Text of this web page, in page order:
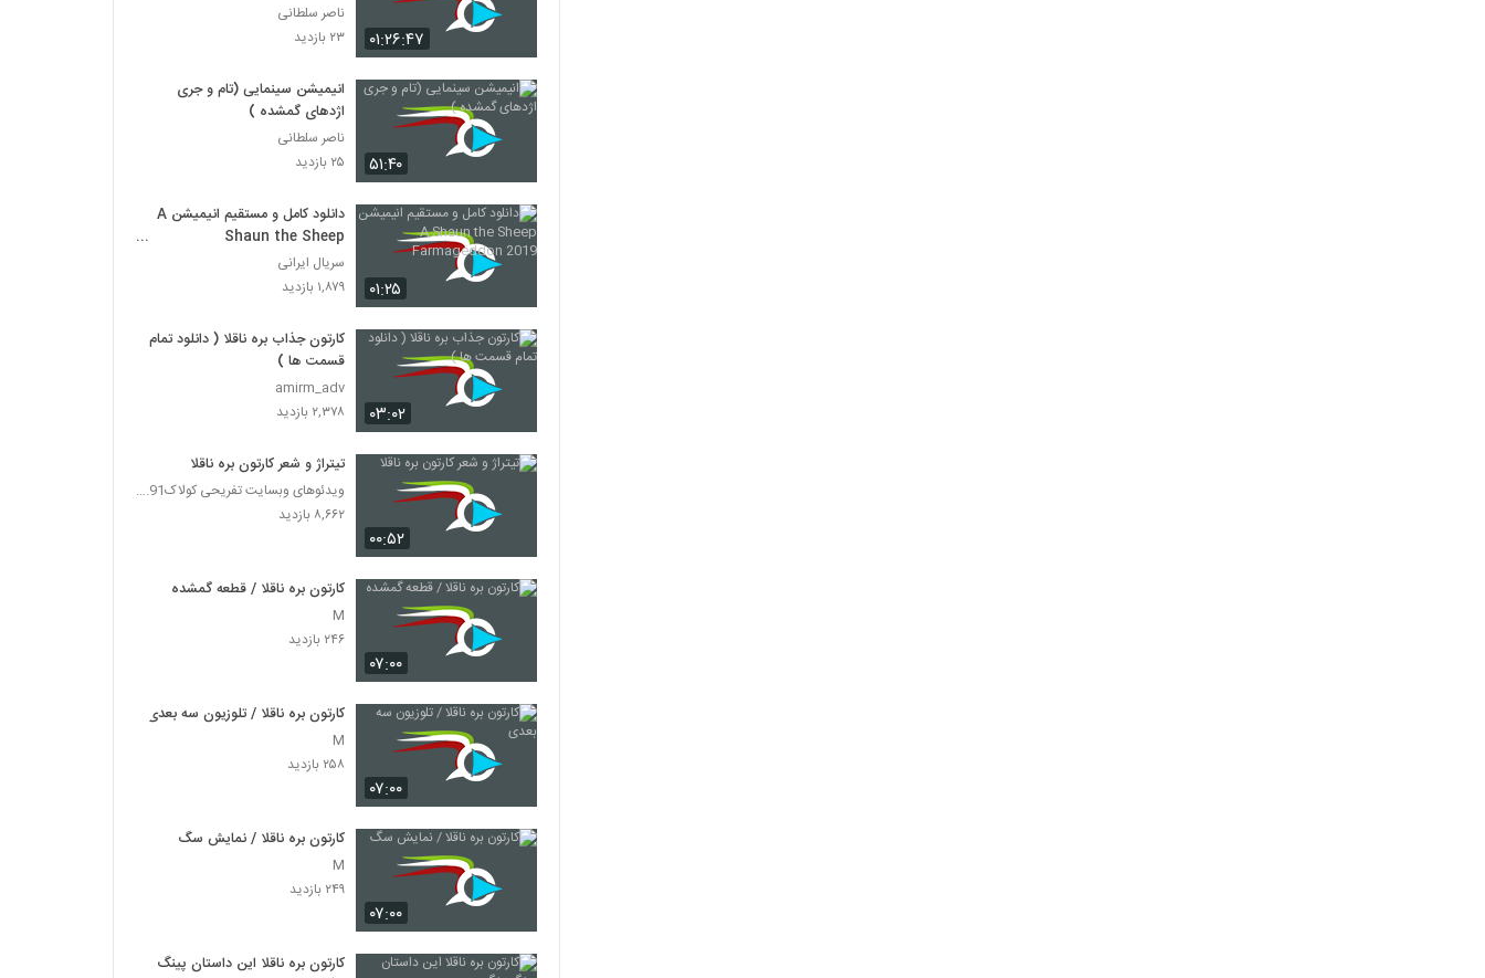
۰۱:۲۶:۴۷
ناصر سلطانی
۲۳ بازدید
۵۱:۴۰
انیمیشن سینمایی (تام و جری
اژدهای گمشده )
ناصر سلطانی
۲۵ بازدید
۰۱:۲۵
دانلود کامل و مستقیم انیمیشن A
Shaun the Sheep
Farmageddon 2019
سریال ایرانی
۱,۸۷۹ بازدید
۰۳:۰۲
کارتون جذاب بره ناقلا ( دانلود تمام
قسمت ها )
amirm_adv
۲,۳۷۸ بازدید
۰۰:۵۲
تیتراژ و شعر کارتون بره ناقلا
ویدئوهای وبسایت تفریحی کولاک91.آی آر|koolak91.ir
۸,۶۶۲ بازدید
۰۷:۰۰
کارتون بره ناقلا / قطعه گمشده
M
۲۴۶ بازدید
۰۷:۰۰
کارتون بره ناقلا / تلوزیون سه بعدی
M
۲۵۸ بازدید
۰۷:۰۰
کارتون بره ناقلا / نمایش سگ
M
۲۴۹ بازدید
کارتون بره ناقلا این داستان پینگ